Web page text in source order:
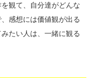
観て、自分達がどんな
感想には価値観が出る
たい人は、一緒に観る